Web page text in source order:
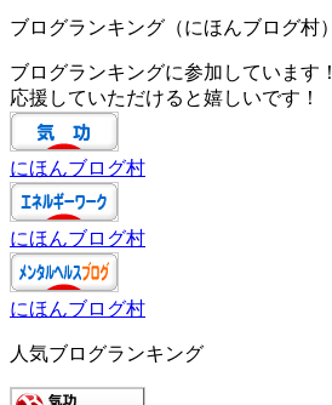
ブログランキング（にほんブログ村）
ブログランキングに参加しています！
応援していただけると嬉しいです！
にほんブログ村
にほんブログ村
にほんブログ村
人気ブログランキング